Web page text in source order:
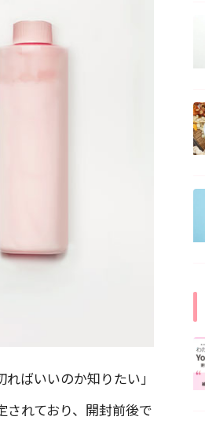
ばいいのか知りたい」
れており、開封前後で